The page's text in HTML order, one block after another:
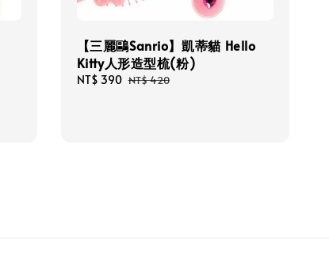
【三麗鷗Sanrio】凱蒂貓 Hello
Kitty人形造型梳(粉)
Sale
NT$ 390 Regular
NT$ 420